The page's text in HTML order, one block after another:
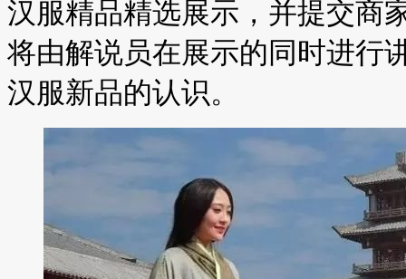
汉服精品精选展示，并提交商
将由解说员在展示的同时进行
汉服新品的认识。